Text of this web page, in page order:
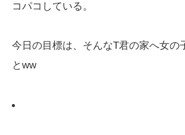
コパコしている。
今日の目標は、そんなT君の家へ女の
とww